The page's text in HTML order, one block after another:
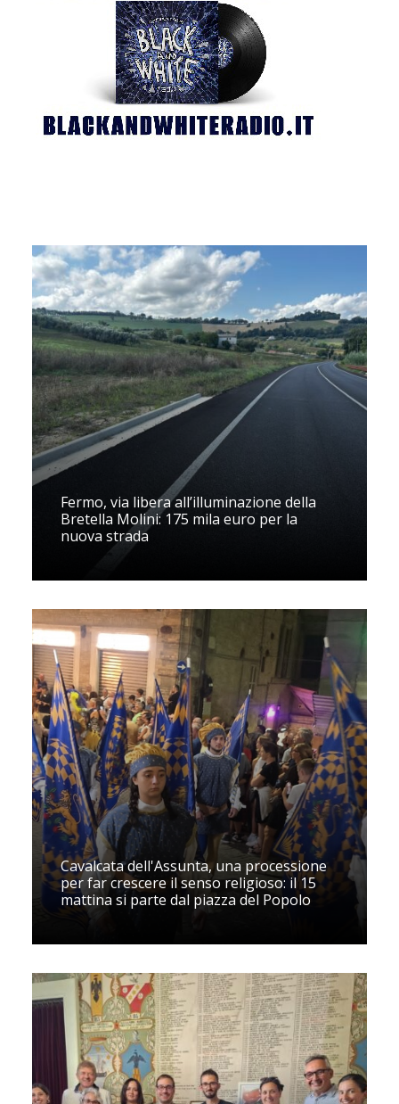
Fermo, via libera all’illuminazione della
Bretella Molini: 175 mila euro per la
nuova strada
Cavalcata dell'Assunta, una processione
per far crescere il senso religioso: il 15
mattina si parte dal piazza del Popolo